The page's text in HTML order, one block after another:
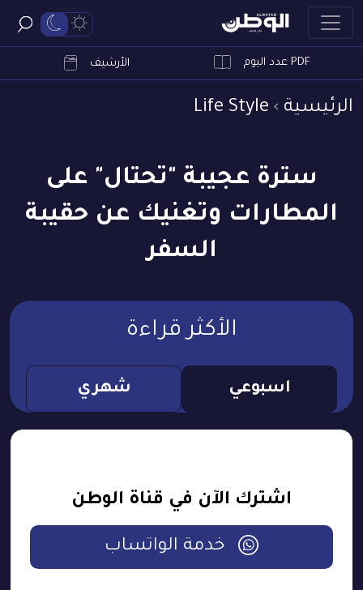
PDF عدد اليوم الأرشيف
الرئيسية Life Style
سترة عجيبة "تحتال" على
المطارات وتغنيك عن حقيبة
السفر
الأكثر قراءة
اسبوعي شهري
اشترك الآن في قناة الوطن
خدمة الواتساب